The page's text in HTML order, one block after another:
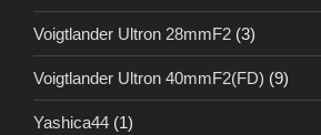
Voigtlander Ultron 28mmF2 (3)
Voigtlander Ultron 40mmF2(FD) (9)
Yashica44 (1)